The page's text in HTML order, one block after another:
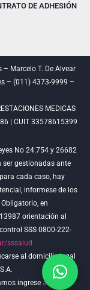
DE ADHESIÓN
Marcelo T. De Alvear
– (011) 4373-9999 –
MEDICAS
| CUIT 33578615399
No 24.754 y 26682
ser gestionadas ante
cada caso, hay
informese de los
en
orientación al
SSS 0800-222-
sssalud
al domicilio legal
ingrese aquí